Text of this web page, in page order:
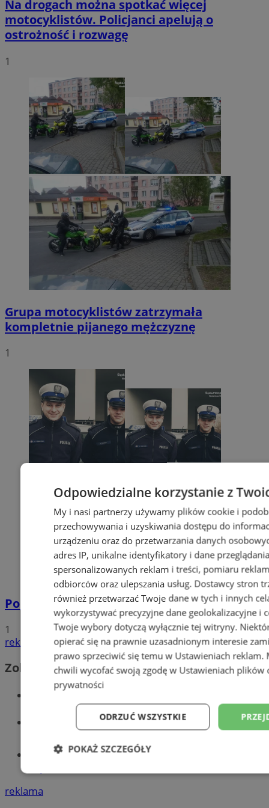
Na drogach można spotkać więcej
motocyklistów. Policjanci apelują o
ostrożność i rozwagę
1
Grupa motocyklistów zatrzymała
kompletnie pijanego mężczyznę
1
Policyjna eskorta na porodówkę
1
reklama
Zobacz również
Wiadomości kryminalne w Wodzisławiu
Wiadomości lokalne
Tworzenie stron www - Wodzisław
reklama
Odpowiedzialne korzystanie z
My i nasi partnerzy używamy plików cookie i
przechowywania i uzyskiwania dostępu do
urządzeniu oraz do przetwarzania danych
adres IP, unikalne identyfikatory i dane
spersonalizowanych reklam i treści, pomiaru
odbiorców oraz ulepszania usług. Dostawcy stron
również przetwarzać Twoje dane w tych i innych
wykorzystywać precyzyjne dane geolokalizacyjne i
Twoje wybory dotyczą wyłącznie tej witryny.
opierać się na prawnie uzasadnionym interesie
prawo sprzeciwić się temu w Ustawieniach reklam.
chwili wycofać swoją zgodę w Ustawieniach plików
prywatności
ODRZUĆ WSZYSTKIE
POKAŻ SZCZEGÓŁY
Niezbędne Wydajność